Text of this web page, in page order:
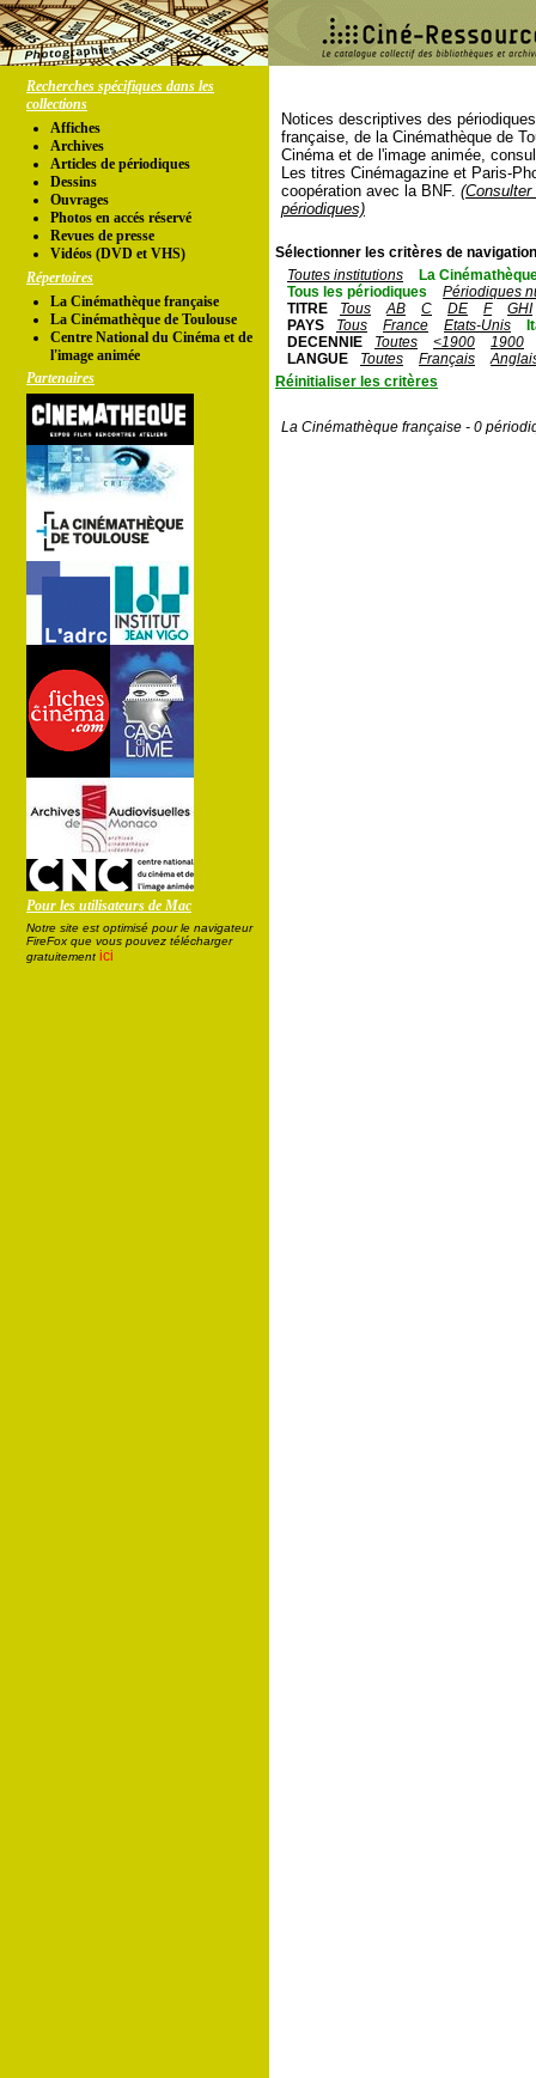
Recherches spécifiques dans les
collections
Affiches
Archives
Articles de périodiques
Dessins
Ouvrages
Photos en accés réservé
Revues de presse
Vidéos (DVD et VHS)
Répertoires
La Cinémathèque française
La Cinémathèque de Toulouse
Centre National du Cinéma et de
l'image animée
Partenaires
Pour les utilisateurs de Mac
Notre site est optimisé pour le navigateur
FireFox que vous pouvez télécharger
gratuitement ici
Notices descriptives des
française, de la Cinémathèque de
Cinéma et de l'image animée,
Les titres Cinémagazine et Paris-
coopération avec la BNF.
périodiques)
Sélectionner les critères de
Toutes institutions
La
Tous les périodiques
Périodiques
TITRE
Tous AB C DE F
GHI
PAYS
Tous France Etats-Unis
DECENNIE
Toutes <1900
1900
LANGUE
Toutes Français
Réinitialiser les critères
La Cinémathèque française - 0